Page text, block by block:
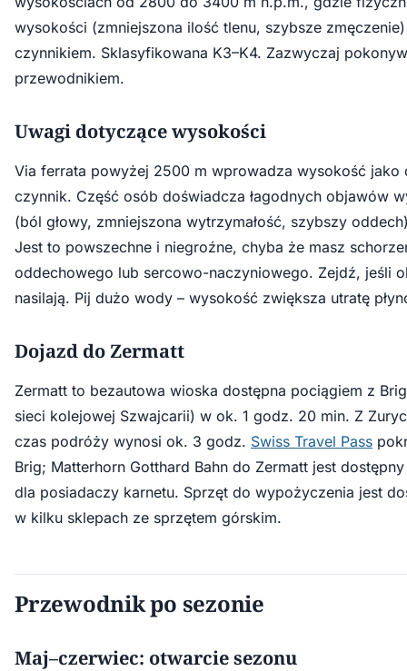
wysokości (zmniejszona ilość tlenu, szybsze
czynnikiem. Sklasyfikowana K3–K4. Zazwyczaj
przewodnikiem.
Uwagi dotyczące wysokości
Via ferrata powyżej 2500 m wprowadza wysokość jako
czynnik. Część osób doświadcza łagodnych objawów
(ból głowy, zmniejszona wytrzymałość, szybszy
Jest to powszechne i niegroźne, chyba że masz
oddechowego lub sercowo-naczyniowego. Zejdź, jeśli
nasilają. Pij dużo wody – wysokość zwiększa utratę
Dojazd do Zermatt
Zermatt to bezautowa wioska dostępna pociągiem z
sieci kolejowej Szwajcarii) w ok. 1 godz. 20 min. Z
czas podróży wynosi ok. 3 godz. Swiss Travel Pass
Brig; Matterhorn Gotthard Bahn do Zermatt jest
dla posiadaczy karnetu. Sprzęt do wypożyczenia jest
w kilku sklepach ze sprzętem górskim.
Przewodnik po sezonie
Maj–czerwiec: otwarcie sezonu